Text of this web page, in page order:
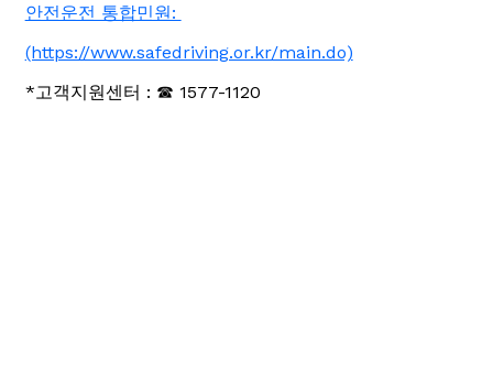
안전운전 통합민원:
(https://www.safedriving.or.kr/main.do)
*고객지원센터 : ☎ 1577-1120